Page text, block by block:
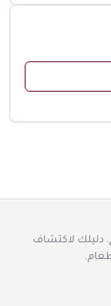
لاكتشاف